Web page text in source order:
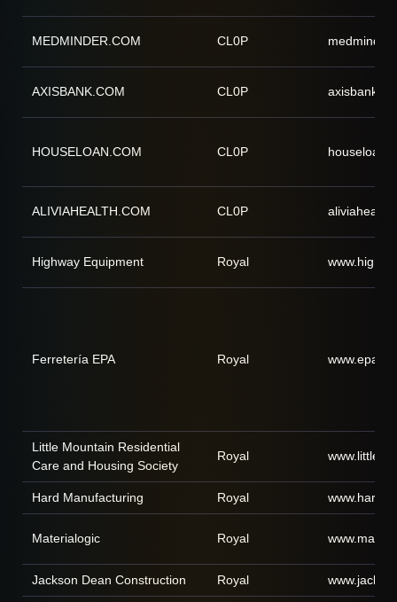
MEDMINDER.COM CL0P
AXISBANK.COM CL0P
HOUSELOAN.COM CL0P
ALIVIAHEALTH.COM CL0P
Highway Equipment Royal
Ferretería EPA Royal
Little Mountain Residential
Care and Housing Society
Royal
Hard Manufacturing Royal
Materialogic Royal
Jackson Dean Construction Royal